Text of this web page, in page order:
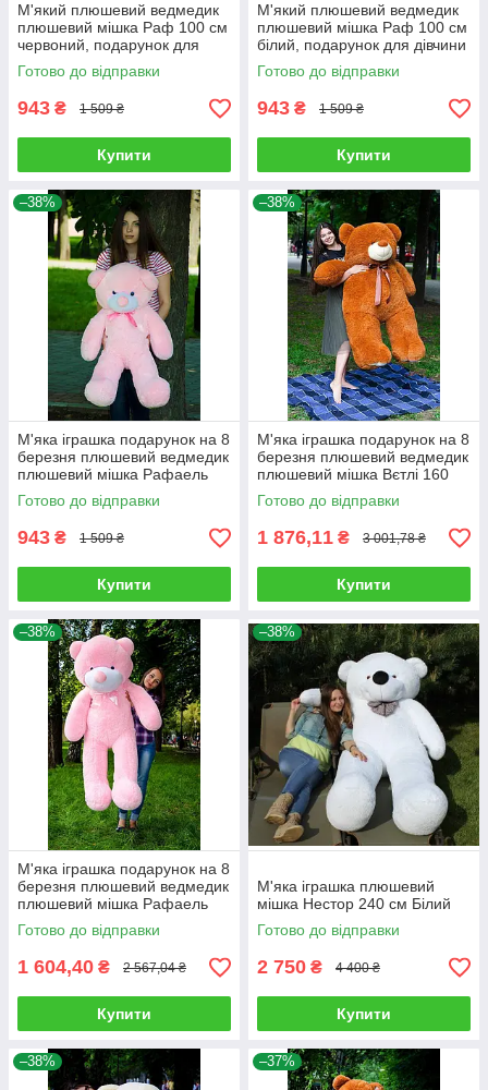
М'який плюшевий ведмедик
плюшевий мішка Раф 100 см
червоний, подарунок для
дівчини на день народження
Готово до відправки
943 ₴ 1 509 ₴
Купити
М'який плюшевий ведмедик
плюшевий мішка Раф 100 см
білий, подарунок для дівчини
на день народження
Готово до відправки
943 ₴ 1 509 ₴
Купити
–38%
М'яка іграшка подарунок на 8
березня плюшевий ведмедик
плюшевий мішка Рафаель
100 см Рожевий
Готово до відправки
943 ₴ 1 509 ₴
Купити
–38%
М'яка іграшка подарунок на 8
березня плюшевий ведмедик
плюшевий мішка Вєтлі 160
см Карамельний
Готово до відправки
1 876,11 ₴ 3 001,78 ₴
Купити
–38%
М'яка іграшка подарунок на 8
березня плюшевий ведмедик
плюшевий мішка Рафаель
160 см Рожевий
Готово до відправки
1 604,40 ₴ 2 567,04 ₴
Купити
–38%
М'яка іграшка плюшевий
мішка Нестор 240 см Білий
Готово до відправки
2 750 ₴ 4 400 ₴
Купити
–38% –37%